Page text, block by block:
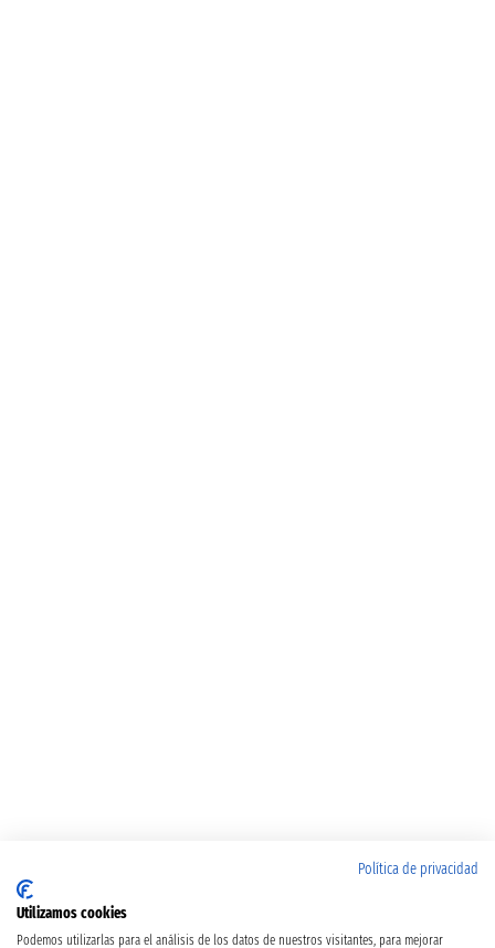
Política de privacidad
Utilizamos cookies
Podemos utilizarlas para el análisis de los datos de nuestros visitantes, para mejorar